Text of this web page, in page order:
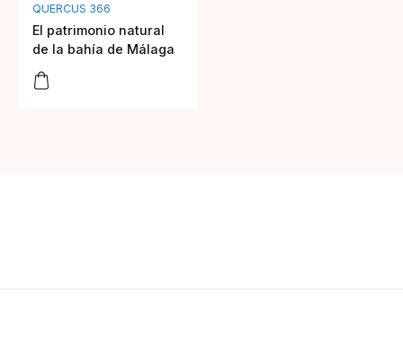
QUERCUS 366
El patrimonio natural
de la bahía de Málaga